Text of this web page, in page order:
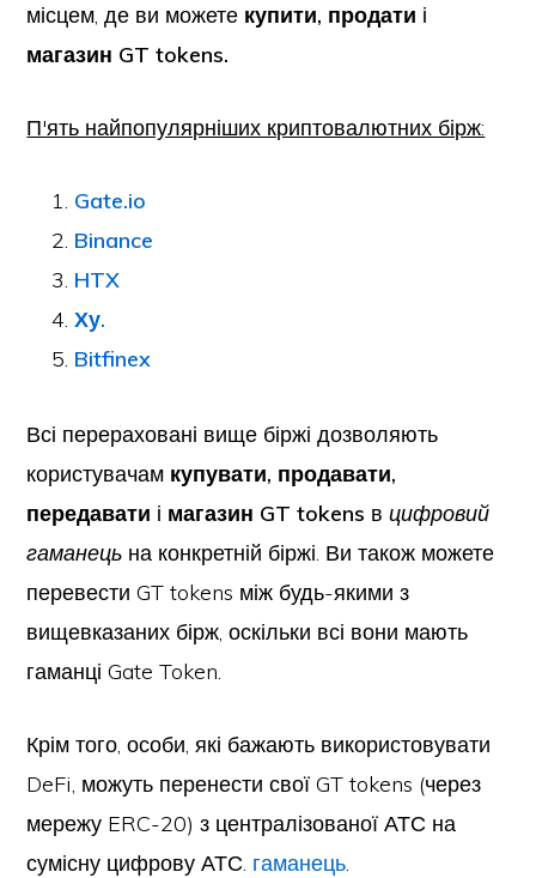
місцем, де ви можете купити, продати і
магазин GT tokens.
П'ять найпопулярніших криптовалютних бірж:
Gate.io
Binance
HTX
Ху.
Bitfinex
Всі перераховані вище біржі дозволяють
користувачам купувати, продавати,
передавати і магазин GT tokens вцифровий
гаманець на конкретній біржі. Ви також можете
перевести GT tokens між будь-якими з
вищевказаних бірж, оскільки всі вони мають
гаманці Gate Token.
Крім того, особи, які бажають використовувати
DeFi, можуть перенести свої GT tokens (через
мережу ERC-20) з централізованої АТС на
сумісну цифрову АТС. гаманець.